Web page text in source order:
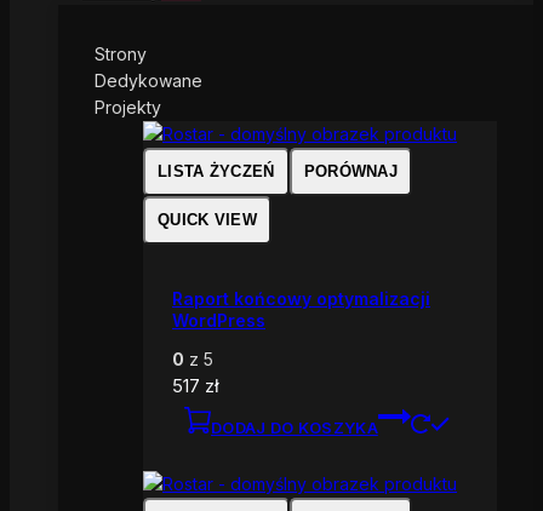
Strony
Dedykowane
Projekty
LISTA ŻYCZEŃ PORÓWNAJ
QUICK VIEW
Raport końcowy optymalizacji
WordPress
0 z 5
517 zł
DODAJ DO KOSZYKA